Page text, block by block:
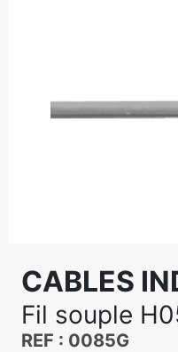
CABLES
Fil souple
REF : 0085G